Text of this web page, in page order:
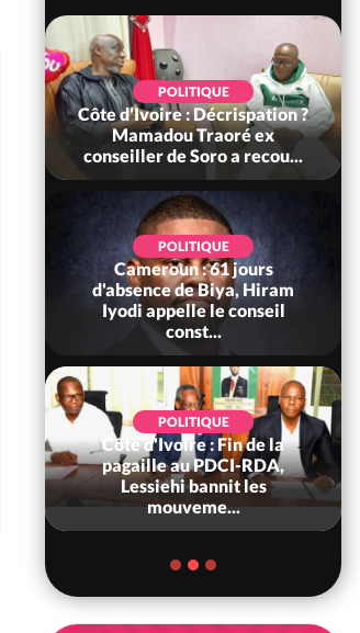
POLITIQUE
Côte d'Ivoire : Décrispation ?
Mamadou Traoré ex
conseiller de Soro a recou...
POLITIQUE
Cameroun : 61 jours
d'absence de Biya, Hiram
Iyodi appelle le conseil
const...
POLITIQUE
Côte d'Ivoire : Fin de la
pagaille au PDCI-RDA,
Lessiehi bannit les
mouveme...